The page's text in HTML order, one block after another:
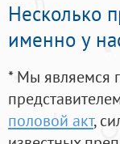
Несколько
именно у
* Мы являемся
половой акт,